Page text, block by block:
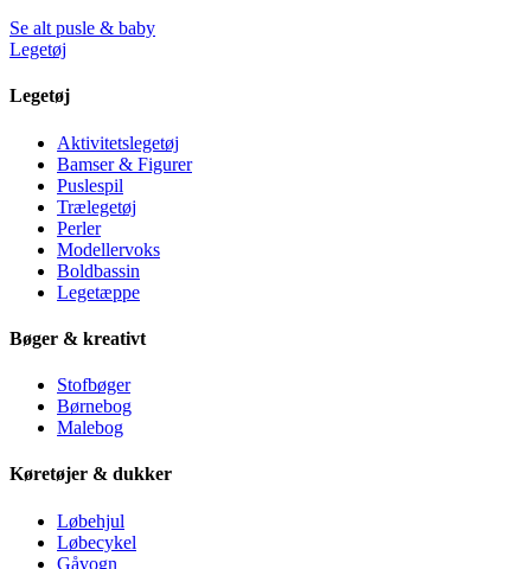
Se alt pusle & baby
Legetøj
Legetøj
Aktivitetslegetøj
Bamser & Figurer
Puslespil
Trælegetøj
Perler
Modellervoks
Boldbassin
Legetæppe
Bøger & kreativt
Stofbøger
Børnebog
Malebog
Køretøjer & dukker
Løbehjul
Løbecykel
Gåvogn